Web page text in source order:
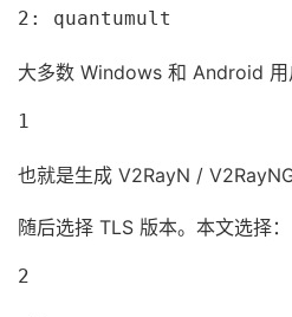
2: quantumult
大多数 Windows 和 Android 用
1
也就是生成 V2RayN /
随后选择 TLS 版本。本文选择：
2